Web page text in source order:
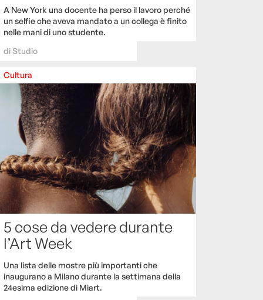
A New York una docente ha perso il lavoro perché
un selfie che aveva mandato a un collega è finito
nelle mani di uno studente.
diStudio
Cultura
5 cose da vedere durante
l’Art Week
Una lista delle mostre più importanti che
inaugurano a Milano durante la settimana della
24esima edizione di Miart.